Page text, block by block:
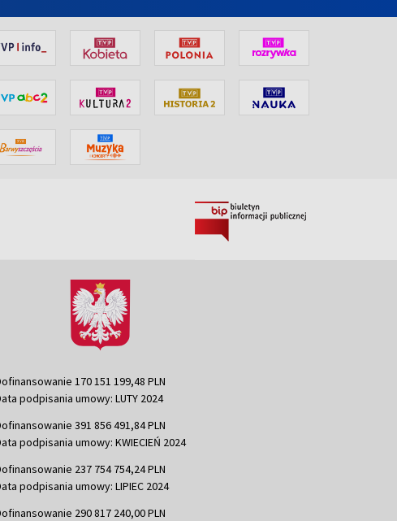
170 151 199,48 PLN
podpisania umowy: LUTY 2024
391 856 491,84 PLN
podpisania umowy: KWIECIEŃ 2024
237 754 754,24 PLN
podpisania umowy: LIPIEC 2024
290 817 240,00 PLN